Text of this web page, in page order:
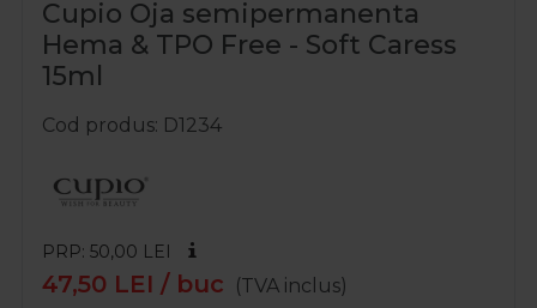
Cupio Oja semipermanenta
Hema & TPO Free - Soft Caress
15ml
Cod produs D1234
PRP: 50,00 LEI
47,50 LEI / buc (TVA inclus)